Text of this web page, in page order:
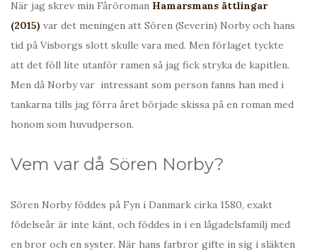
När jag skrev min Fåröroman Hamarsmans ättlingar
(2015) var det meningen att Sören (Severin) Norby och hans
tid på Visborgs slott skulle vara med. Men förlaget tyckte
att det föll lite utanför ramen så jag fick stryka de kapitlen.
Men då Norby var intressant som person fanns han med i
tankarna tills jag förra året började skissa på en roman med
honom som huvudperson.
Vem var då Sören Norby?
Sören Norby föddes på Fyn i Danmark cirka 1580, exakt
födelseår är inte känt, och föddes in i en lågadelsfamilj med
en bror och en syster. När hans farbror gifte in sig i släkten